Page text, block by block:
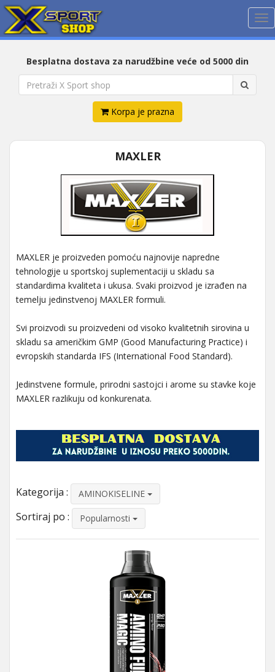
Besplatna dostava za narudžbine veće od 5000 din
Korpa je prazna
MAXLER
MAXLER je proizveden pomoću najnovije napredne
tehnologije u sportskoj suplementaciji u skladu sa
standardima kvaliteta i ukusa. Svaki proizvod je izrađen na
temelju jedinstvenoj MAXLER formuli.
Svi proizvodi su proizvedeni od visoko kvalitetnih sirovina u
skladu sa američkim GMP (Good Manufacturing Practice) i
evropskih standarda IFS (International Food Standard).
Jedinstvene formule, prirodni sastojci i arome su stavke koje
MAXLER razlikuju od konkurenata.
Kategorija : AMINOKISELINE
Sortiraj po : Popularnosti